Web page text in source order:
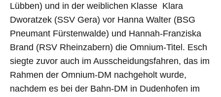
Lübben) und in der weiblichen Klasse Klara
Dworatzek (SSV Gera) vor Hanna Walter (BSG
Pneumant Fürstenwalde) und Hannah-Franziska
Brand (RSV Rheinzabern) die Omnium-Titel. Esch
siegte zuvor auch im Ausscheidungsfahren, das im
Rahmen der Omnium-DM nachgeholt wurde,
nachdem es bei der Bahn-DM in Dudenhofen im